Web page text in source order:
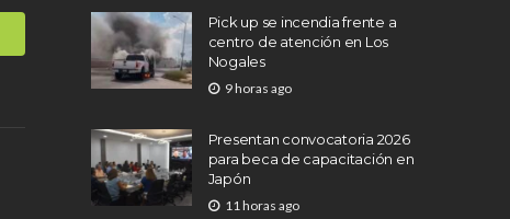
Pick up se incendia frente a
centro de atención en Los
Nogales
9 horas ago
Presentan convocatoria 2026
para beca de capacitación en
Japón
11 horas ago